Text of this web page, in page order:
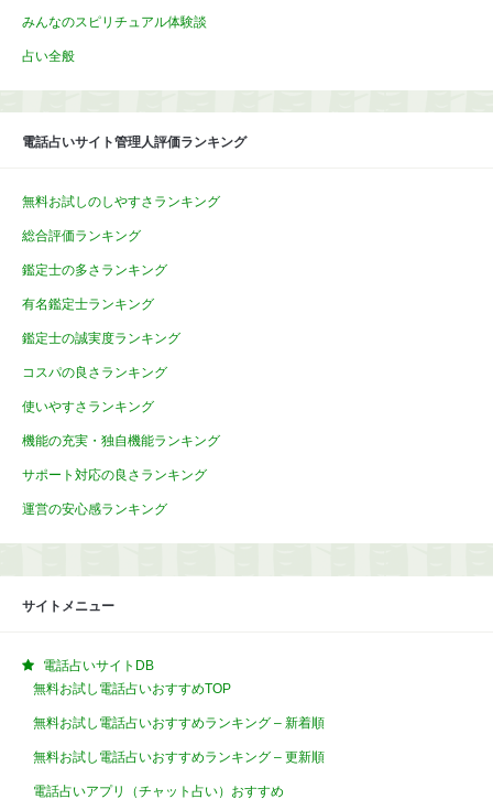
みんなのスピリチュアル体験談
占い全般
電話占いサイト管理人評価ランキング
無料お試しのしやすさランキング
総合評価ランキング
鑑定士の多さランキング
有名鑑定士ランキング
鑑定士の誠実度ランキング
コスパの良さランキング
使いやすさランキング
機能の充実・独自機能ランキング
サポート対応の良さランキング
運営の安心感ランキング
サイトメニュー
電話占いサイトDB
無料お試し電話占いおすすめTOP
無料お試し電話占いおすすめランキング – 新着順
無料お試し電話占いおすすめランキング – 更新順
電話占いアプリ（チャット占い）おすすめ